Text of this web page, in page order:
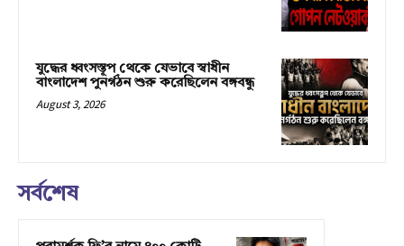
যুদ্ধের ধ্বংসস্তূপ থেকে যেভাবে স্বাধীন
বাংলাদেশ পুনর্গঠন শুরু করেছিলেন বঙ্গবন্ধু
August 3, 2026
সর্বশেষ